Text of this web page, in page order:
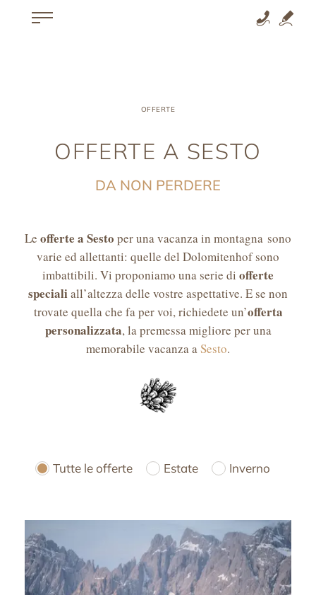
OFFERTE
OFFERTE A SESTO
DA NON PERDERE
Le offerte a Sesto per una vacanza in montagna sono
varie ed allettanti: quelle del Dolomitenhof sono
imbattibili. Vi proponiamo una serie di offerte
specialiall’altezza delle vostre aspettative. E se non
trovate quella che fa per voi, richiedete un’offerta
personalizzata, la premessa migliore per una
memorabile vacanza aSesto.
Tutte le offerte Estate Inverno